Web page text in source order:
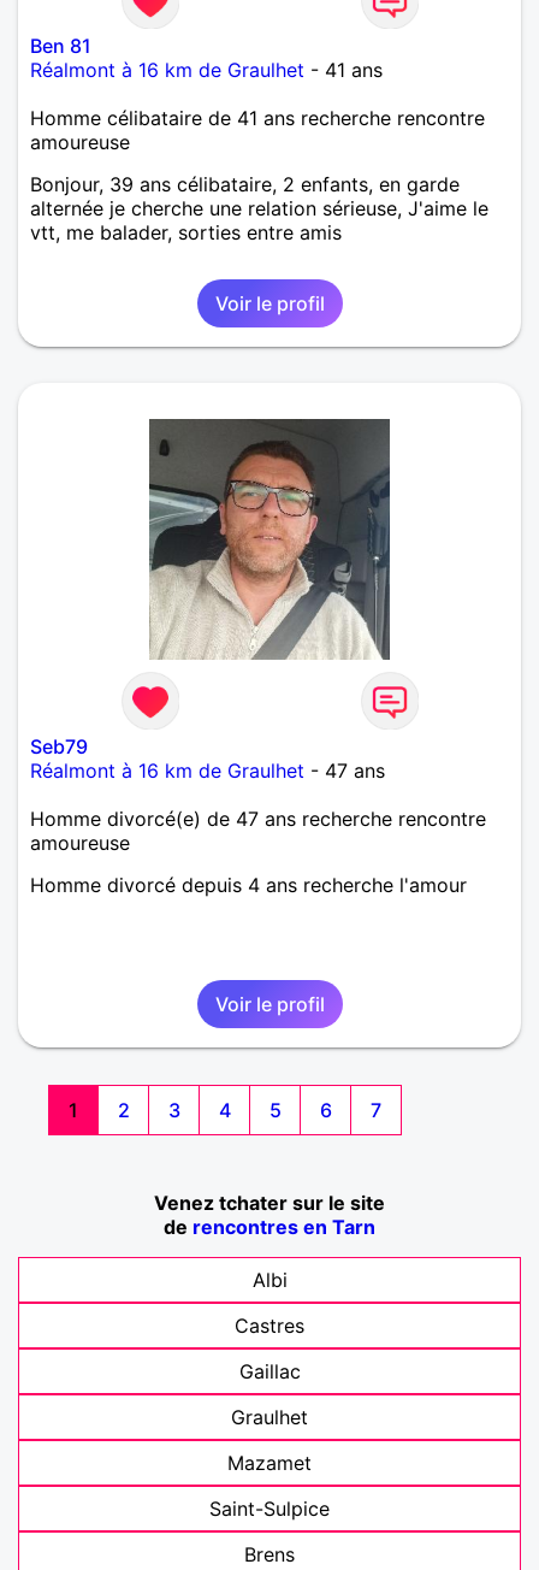
Ben 81
Réalmont à 16 km de Graulhet - 41 ans
Homme célibataire de 41 ans recherche rencontre
amoureuse
Bonjour, 39 ans célibataire, 2 enfants, en garde
alternée je cherche une relation sérieuse, J'aime le
vtt, me balader, sorties entre amis
Voir le profil
Seb79
Réalmont à 16 km de Graulhet - 47 ans
Homme divorcé(e) de 47 ans recherche rencontre
amoureuse
Homme divorcé depuis 4 ans recherche l'amour
Voir le profil
1 2 3 4 5 6 7
Venez tchater sur le site
de rencontres en Tarn
Albi
Castres
Gaillac
Graulhet
Mazamet
Saint-Sulpice
Brens